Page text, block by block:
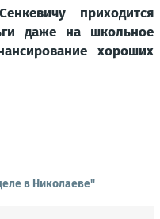
приходится
даже на школьное
хороших
в Николаеве"